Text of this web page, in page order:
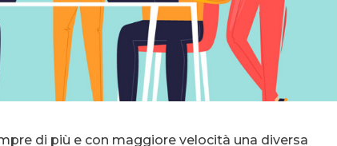
di più e con maggiore velocità una diversa